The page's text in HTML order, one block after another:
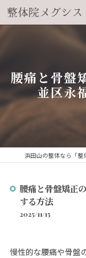
腰痛と骨盤
並区永
腰痛と骨盤矯正
する方法
2025/11/15
慢性的な腰痛や骨盤